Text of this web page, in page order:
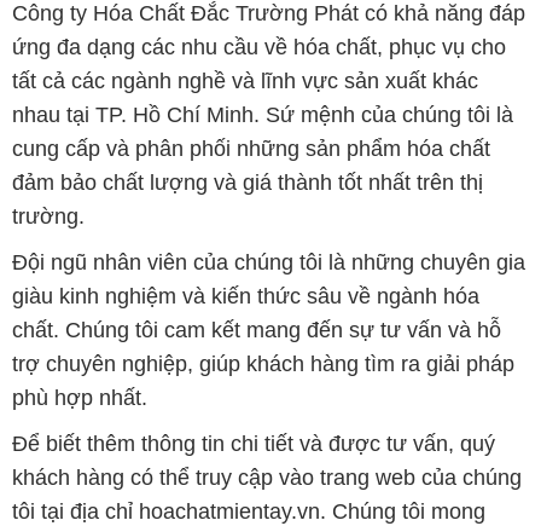
Công ty Hóa Chất Đắc Trường Phát có khả năng đáp
ứng đa dạng các nhu cầu về hóa chất, phục vụ cho
tất cả các ngành nghề và lĩnh vực sản xuất khác
nhau tại TP. Hồ Chí Minh. Sứ mệnh của chúng tôi là
cung cấp và phân phối những sản phẩm hóa chất
đảm bảo chất lượng và giá thành tốt nhất trên thị
trường.
Đội ngũ nhân viên của chúng tôi là những chuyên gia
giàu kinh nghiệm và kiến thức sâu về ngành hóa
chất. Chúng tôi cam kết mang đến sự tư vấn và hỗ
trợ chuyên nghiệp, giúp khách hàng tìm ra giải pháp
phù hợp nhất.
Để biết thêm thông tin chi tiết và được tư vấn, quý
khách hàng có thể truy cập vào trang web của chúng
tôi tại địa chỉ hoachatmientay.vn. Chúng tôi mong